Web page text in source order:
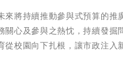
來將持續推動參與式預算的推
關心及參與之熱忱，持續發掘
從校園向下扎根，讓市政注入